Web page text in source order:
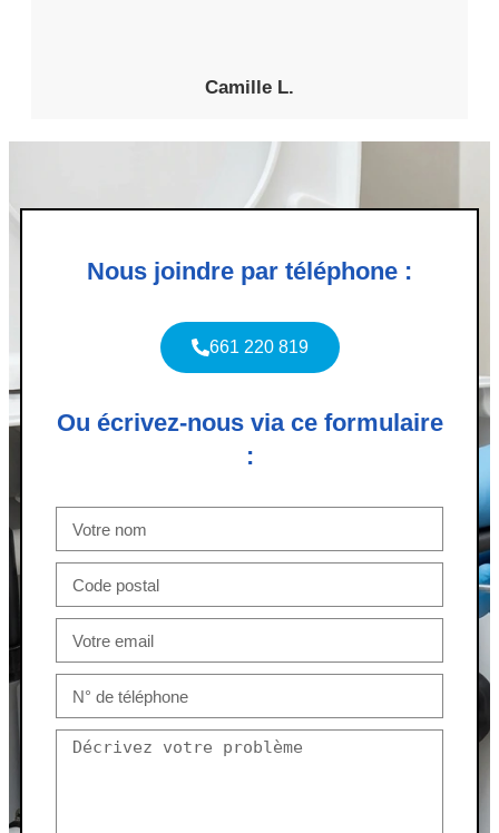
Camille L.
Nous joindre par téléphone :
661 220 819
Ou écrivez-nous via ce formulaire
: